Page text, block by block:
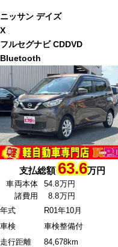
ニッサン デイズ
X
フルセグナビ CDDVD
Bluetooth
支払総額63.6万円
車両本体
54.8万円
諸費用
8.8万円
年式
R01年10月
車検
車検整備付
走行距離
84,678km